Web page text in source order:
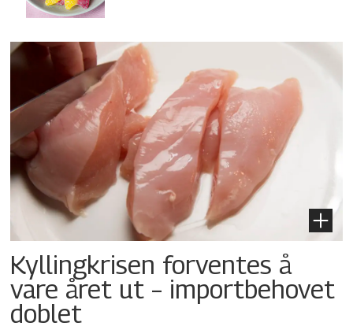
Kyllingkrisen forventes å
vare året ut – importbehovet
doblet